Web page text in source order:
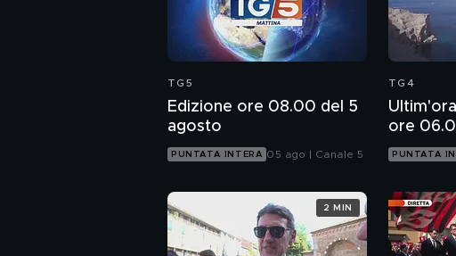
TG5
Edizione ore 08.00 del 5
agosto
PUNTATA INTERA 05 ago | Canale 5
TG4
ore
PUNTATA
2 MIN